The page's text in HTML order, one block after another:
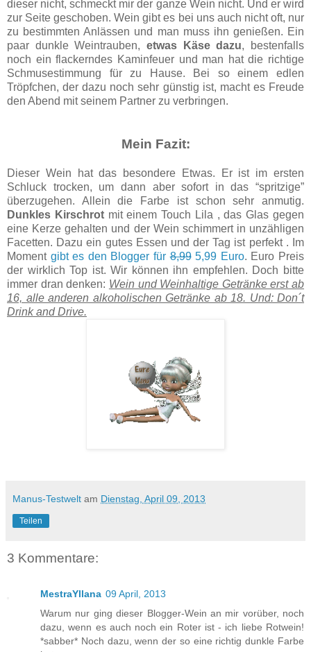
dieser nicht, schmeckt mir der ganze Wein nicht. Und er wird
zur Seite geschoben. Wein gibt es bei uns auch nicht oft, nur
zu bestimmten Anlässen und man muss ihn genießen. Ein
paar dunkle Weintrauben, etwas Käse dazu, bestenfalls
noch ein flackerndes Kaminfeuer und man hat die richtige
Schmusestimmung für zu Hause. Bei so einem edlen
Tröpfchen, der dazu noch sehr günstig ist, macht es Freude
den Abend mit seinem Partner zu verbringen.
Mein Fazit:
Dieser Wein hat das besondere Etwas. Er ist im ersten
Schluck trocken, um dann aber sofort in das “spritzige”
überzugehen. Allein die Farbe ist schon sehr anmutig.
Dunkles Kirschrotmit einem Touch Lila , das Glas gegen
eine Kerze gehalten und der Wein schimmert in unzähligen
Facetten. Dazu ein gutes Essen und der Tag ist perfekt . Im
Moment gibt es den Blogger für8,995,99 Euro. Euro Preis
der wirklich Top ist. Wir können ihn empfehlen. Doch bitte
immer dran denken: Wein und Weinhaltige Getränke erst ab
16, alle anderen alkoholischen Getränke ab 18. Und: Don´t
Drink and Drive.
Manus-Testwelt am Dienstag, April 09, 2013
Teilen
3 Kommentare:
MestraYllana 09 April, 2013
Warum nur ging dieser Blogger-Wein an mir vorüber, noch
dazu, wenn es auch noch ein Roter ist - ich liebe Rotwein!
*sabber* Noch dazu, wenn der so eine richtig dunkle Farbe